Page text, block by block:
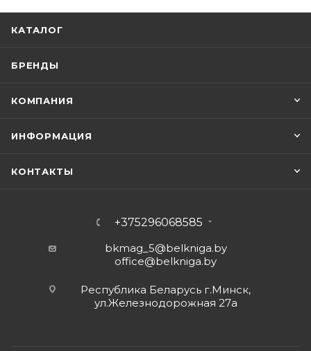
КАТАЛОГ
БРЕНДЫ
КОМПАНИЯ
ИНФОРМАЦИЯ
КОНТАКТЫ
+375296068585
bkmag_5@belkniga.by
office@belkniga.by
Республика Беларусь г.Минск,
ул.Железнодорожная 27а